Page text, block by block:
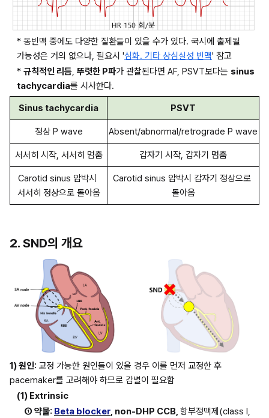
* 동빈맥 중에도 다양한 질환들이 있을 수가 있다. 국시에 출제될
가능성은 거의 없으나, 필요시 '심화. 기타 상심실성 빈맥' 참고
* 규칙적인 리듬, 뚜렷한 P파가 관찰된다면 AF, PSVT보다는 sinus
tachycardia를 시사한다.
Sinus tachycardia PSVT
정상 P wave Absent/abnormal/retrograde P wave
서서히 시작, 서서히 멈춤 갑자기 시작, 갑자기 멈춤
Carotid sinus 압박시
서서히 정상으로 돌아옴
Carotid sinus 압박시 갑자기 정상으로
돌아옴
2. SND의 개요
1) 원인: 교정 가능한 원인들이 있을 경우 이를 먼저 교정한 후
pacemaker를 고려해야 하므로 감별이 필요함
(1) Extrinsic
① 약물: Beta blocker , non-DHP CCB, 항부정맥제(class I,